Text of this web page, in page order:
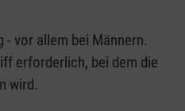
vor allem bei Männern.
erforderlich, bei dem die
wird.